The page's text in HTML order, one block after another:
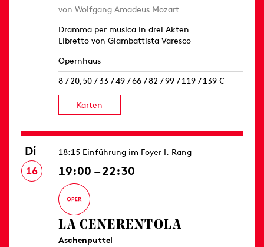
von Wolfgang Amadeus Mozart
Dramma per musica in drei Akten
Libretto von Giambattista Varesco
Opernhaus
8 / 20,50 / 33 / 49 / 66 / 82 / 99 / 119 / 139 €
Karten
Di
16
18:15 Einführung im Foyer I. Rang
19:00 – 22:30
LA CENERENTOLA
Aschenputtel